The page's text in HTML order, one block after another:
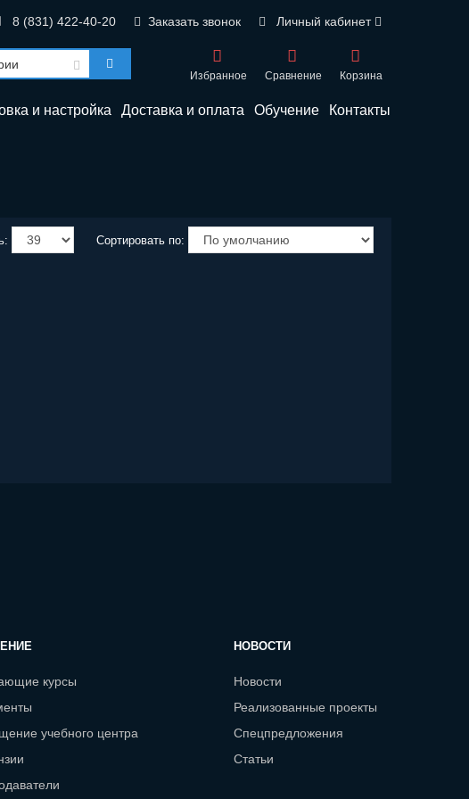
Личный кабинет
Заказать звонок
8 (831) 422-40-20
Корзина
Сравнение
Избранное
и настройка Доставка и оплата Обучение Контакты
Сортировать по:
курсы
учебного центра
НОВОСТИ
Новости
Реализованные проекты
Спецпредложения
Статьи